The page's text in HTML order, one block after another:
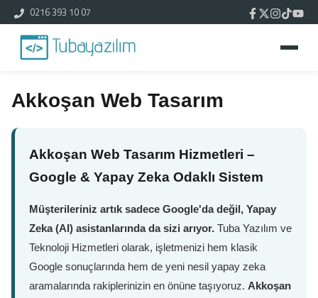
0216 393 10 07
Akkoşan Web Tasarım
Akkoşan Web Tasarım Hizmetleri –
Google & Yapay Zeka Odaklı Sistem
Müşterileriniz artık sadece Google'da değil, Yapay
Zeka (AI) asistanlarında da sizi arıyor. Tuba Yazılım ve
Teknoloji Hizmetleri olarak, işletmenizi hem klasik
Google sonuçlarında hem de yeni nesil yapay zeka
aramalarında rakiplerinizin en önüne taşıyoruz. Akkoşan